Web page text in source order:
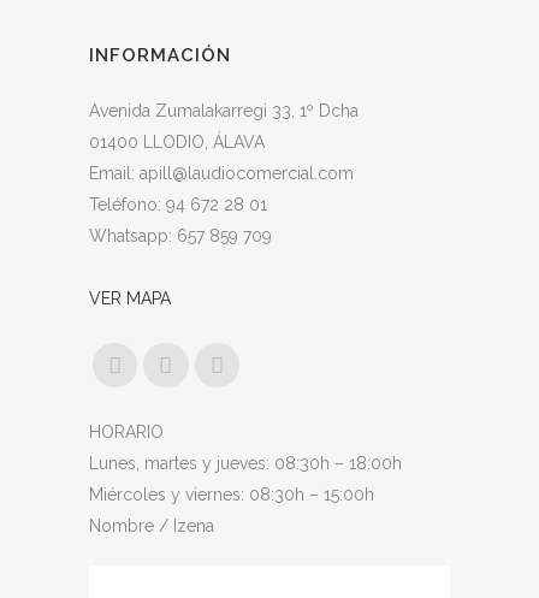
INFORMACIÓN
Avenida Zumalakarregi 33, 1º Dcha
01400 LLODIO, ÁLAVA
Email: apill@laudiocomercial.com
Teléfono: 94 672 28 01
Whatsapp: 657 859 709
VER MAPA
HORARIO
Lunes, martes y jueves: 08:30h – 18:00h
Miércoles y viernes: 08:30h – 15:00h
Nombre / Izena